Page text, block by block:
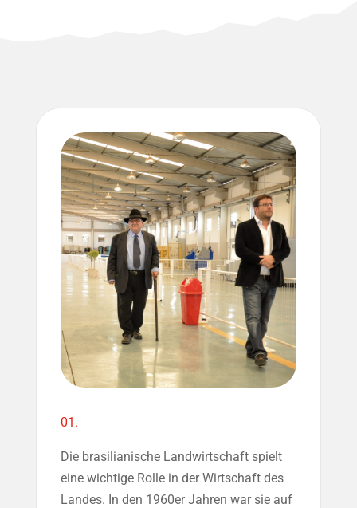
01.
Die brasilianische Landwirtschaft spielt
eine wichtige Rolle in der Wirtschaft des
Landes. In den 1960er Jahren war sie auf